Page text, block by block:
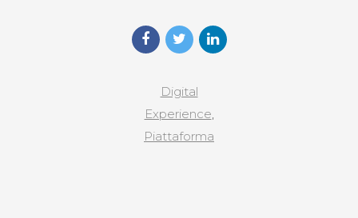
Digital
Experience,
Piattaforma